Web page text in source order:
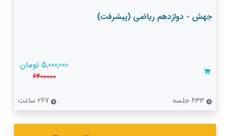
جهش - دوازدهم ریاضی (پیشرفت)
5,000,000 تومان
6400000